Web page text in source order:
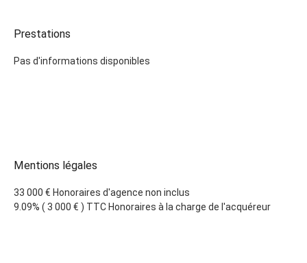
Prestations
Pas d'informations disponibles
Mentions légales
33 000 € Honoraires d'agence non inclus
9.09% ( 3 000 € ) TTC Honoraires à la charge de l'acquéreur